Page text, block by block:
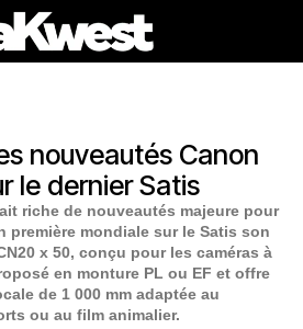
nouveautés Canon
le dernier Satis
riche de nouveautés majeure pour
première mondiale sur le Satis son
x 50, conçu pour les caméras à
en monture PL ou EF et offre
de 1 000 mm adaptée au
ou au film animalier.